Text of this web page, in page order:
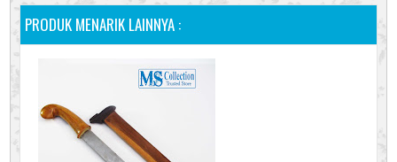
PRODUK MENARIK LAINNYA :